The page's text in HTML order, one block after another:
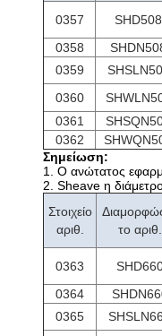
0357 SHD508
0358
0359
0360
0361
0362
Σημείωση:
1. Ο ανώτατος
2. Sheave η
Στοιχείο
αριθ.
το αριθ.
0363
0364
0365